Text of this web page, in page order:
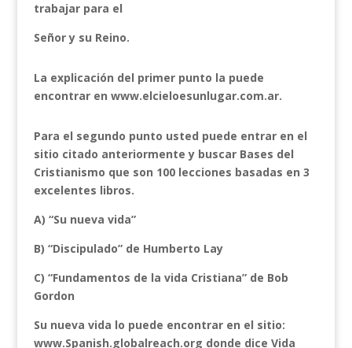
trabajar para el
Señor y su Reino.
La explicación del primer punto la puede
encontrar en www.elcieloesunlugar.com.ar.
Para el segundo punto usted puede entrar en el
sitio citado anteriormente y buscar Bases del
Cristianismo que son 100 lecciones basadas en 3
excelentes libros.
A) “Su nueva vida”
B) “Discipulado” de Humberto Lay
C) “Fundamentos de la vida Cristiana” de Bob
Gordon
Su nueva vida lo puede encontrar en el sitio:
www.Spanish.globalreach.org donde dice Vida